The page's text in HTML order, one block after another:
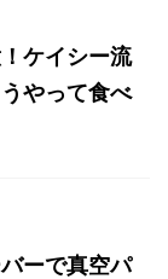
ケイシー流
やって食べ
ーで真空パ